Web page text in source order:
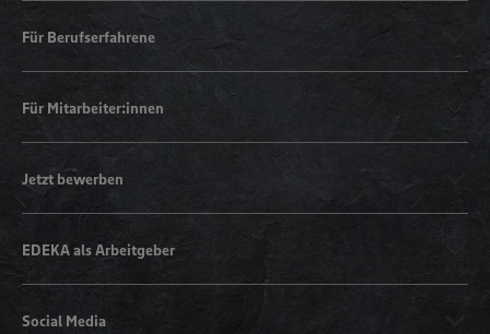
Für Berufserfahrene
Für Mitarbeiter:innen
Jetzt bewerben
EDEKA als Arbeitgeber
Social Media